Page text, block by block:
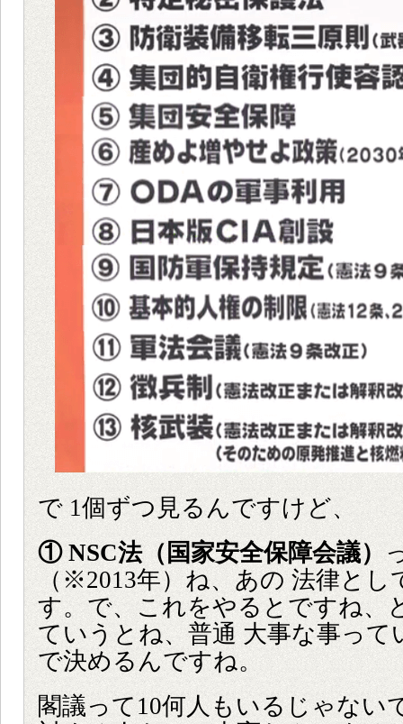
で 1個ずつ見るんですけど、
① NSC法（国家安全保障会議）
（※2013年）ね、あの 法律とし
す。で、これをやるとですね、
ていうとね、普通 大事な事って
で決めるんですね。
閣議って10何人もいるじゃない